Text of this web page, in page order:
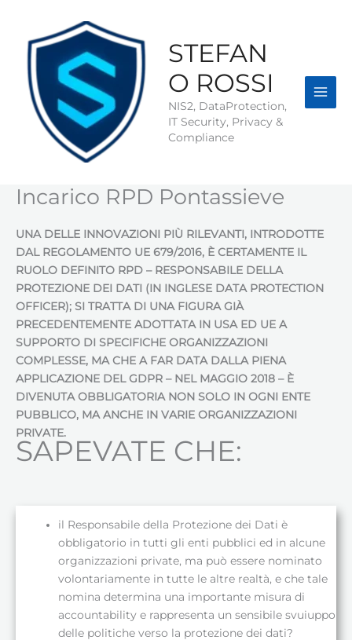
contenuto
STEFAN
O ROSSI
NIS2, DataProtection,
IT Security, Privacy &
Compliance
Incarico RPD Pontassieve
UNA DELLE INNOVAZIONI PIÙ RILEVANTI, INTRODOTTE
DAL REGOLAMENTO UE 679/2016, È CERTAMENTE IL
RUOLO DEFINITO RPD – RESPONSABILE DELLA
PROTEZIONE DEI DATI (IN INGLESE DATA PROTECTION
OFFICER); SI TRATTA DI UNA FIGURA GIÀ
PRECEDENTEMENTE ADOTTATA IN USA ED UE A
SUPPORTO DI SPECIFICHE ORGANIZZAZIONI
COMPLESSE, MA CHE A FAR DATA DALLA PIENA
APPLICAZIONE DEL GDPR – NEL MAGGIO 2018 – È
DIVENUTA OBBLIGATORIA NON SOLO IN OGNI ENTE
PUBBLICO, MA ANCHE IN VARIE ORGANIZZAZIONI
PRIVATE.
SAPEVATE CHE:
il Responsabile della Protezione dei Dati è
obbligatorio in tutti gli enti pubblici ed in alcune
organizzazioni private, ma può essere nominato
volontariamente in tutte le altre realtà, e che tale
nomina determina una importante misura di
accountability e rappresenta un sensibile svuiuppo
delle politiche verso la protezione dei dati?